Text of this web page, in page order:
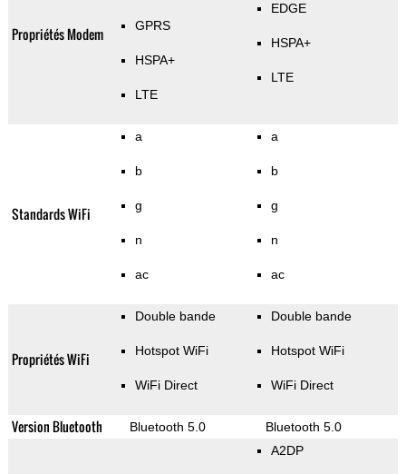
Propriétés Modem GPRS
HSPA+
LTE
EDGE
HSPA+
LTE
Standards WiFi
a
b
g
n
ac
a
b
g
n
ac
Propriétés WiFi
Double bande
Hotspot WiFi
WiFi Direct
Double bande
Hotspot WiFi
WiFi Direct
Version Bluetooth Bluetooth 5.0 Bluetooth 5.0
A2DP